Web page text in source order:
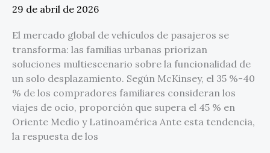
29 de abril de 2026
El mercado global de vehículos de pasajeros se
transforma: las familias urbanas priorizan
soluciones multiescenario sobre la funcionalidad de
un solo desplazamiento. Según McKinsey, el 35 %-40
% de los compradores familiares consideran los
viajes de ocio, proporción que supera el 45 % en
Oriente Medio y Latinoamérica Ante esta tendencia,
la respuesta de los